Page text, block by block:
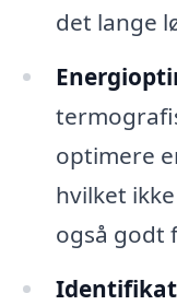
det lange
optimere
hvilket
også godt